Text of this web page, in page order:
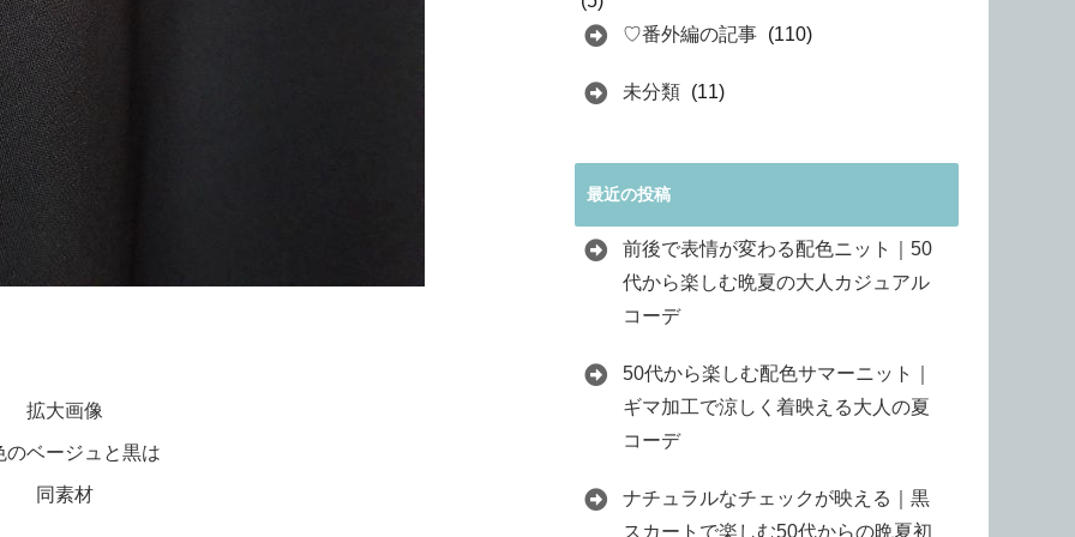
拡大画像
のベージュと黒は
同素材
♡番外編の記事 (110)
未分類 (11)
最近の投稿
前後で表情が変わる配色ニット｜50
代から楽しむ晩夏の大人カジュアル
コーデ
50代から楽しむ配色サマーニット｜
ギマ加工で涼しく着映える大人の夏
コーデ
ナチュラルなチェックが映える｜黒
スカートで楽しむ50代からの晩夏初